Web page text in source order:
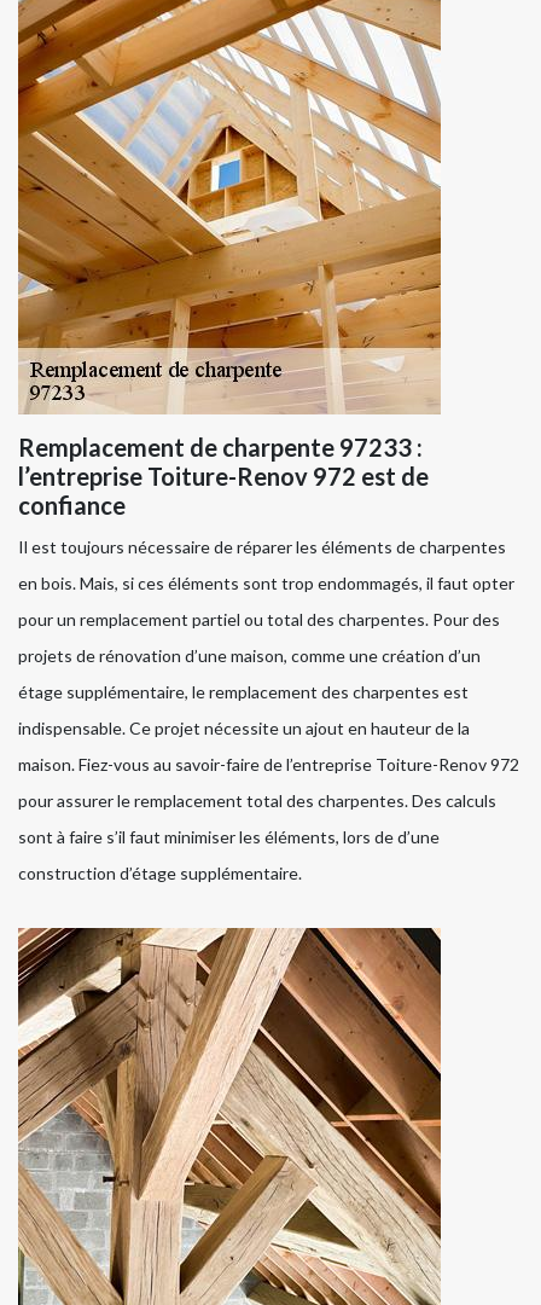
Remplacement de charpente 97233 :
l’entreprise Toiture-Renov 972 est de
confiance
Il est toujours nécessaire de réparer les éléments de charpentes
en bois. Mais, si ces éléments sont trop endommagés, il faut opter
pour un remplacement partiel ou total des charpentes. Pour des
projets de rénovation d’une maison, comme une création d’un
étage supplémentaire, le remplacement des charpentes est
indispensable. Ce projet nécessite un ajout en hauteur de la
maison. Fiez-vous au savoir-faire de l’entreprise Toiture-Renov 972
pour assurer le remplacement total des charpentes. Des calculs
sont à faire s’il faut minimiser les éléments, lors de d’une
construction d’étage supplémentaire.